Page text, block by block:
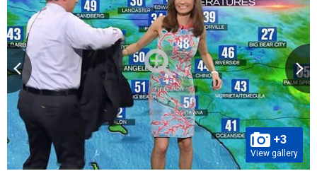
+3
View gallery